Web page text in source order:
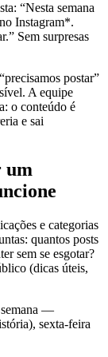
“Nesta semana
Instagram*.
Sem surpresas
postar”
A equipe
o conteúdo é
e sai
um
e categorias
quantos posts
sem se esgotar?
(dicas úteis,
semana —
sexta-feira